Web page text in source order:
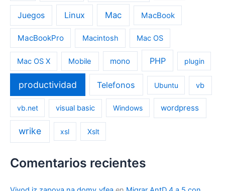
Juegos Linux Mac MacBook
MacBookPro Macintosh Mac OS
Mac OS X Mobile mono PHP plugin
productividad Telefonos Ubuntu vb
vb.net visual basic Windows wordpress
wrike xsl Xslt
Comentarios recientes